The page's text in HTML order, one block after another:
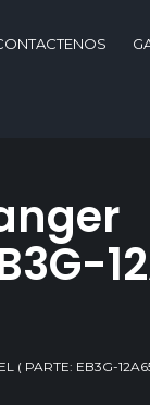
( PARTE: EB3G-